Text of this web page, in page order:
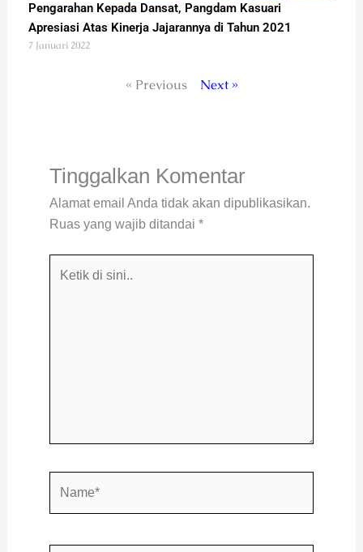
Pengarahan Kepada Dansat, Pangdam Kasuari
Apresiasi Atas Kinerja Jajarannya di Tahun 2021
7 Januari 2022
« Previous Next »
Tinggalkan Komentar
Alamat email Anda tidak akan dipublikasikan.
Ruas yang wajib ditandai *